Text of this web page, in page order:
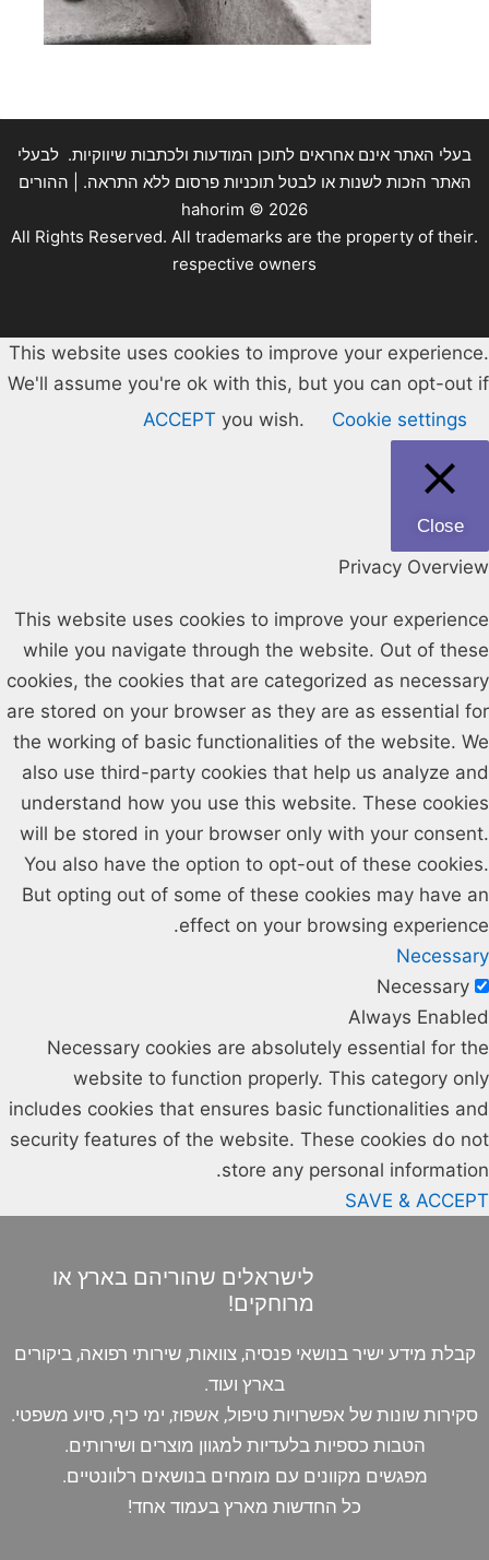
בעלי האתר אינם אחראים לתוכן המודעות ולכתבות שיווקיות. לבעלי
האתר הזכות לשנות או לבטל תוכניות פרסום ללא התראה. | ההורים
hahorim © 2026
.All Rights Reserved. All trademarks are the property of their
respective owners
This website uses cookies to improve your experience.
We'll assume you're ok with this, but you can opt-out if
you wish.
Cookie settings
ACCEPT
Close
Privacy Overview
This website uses cookies to improve your experience
while you navigate through the website. Out of these
cookies, the cookies that are categorized as necessary
are stored on your browser as they are as essential for
the working of basic functionalities of the website. We
also use third-party cookies that help us analyze and
understand how you use this website. These cookies
will be stored in your browser only with your consent.
You also have the option to opt-out of these cookies.
But opting out of some of these cookies may have an
effect on your browsing experience.
Necessary
Necessary
Always Enabled
Necessary cookies are absolutely essential for the
website to function properly. This category only
includes cookies that ensures basic functionalities and
security features of the website. These cookies do not
store any personal information.
SAVE & ACCEPT
לישראלים שהוריהם בארץ או
מרוחקים!
קבלת מידע ישיר בנושאי פנסיה, צוואות, שירותי רפואה, ביקורים
בארץ ועוד.
סקירות שונות של אפשרויות טיפול, אשפוז, ימי כיף, סיוע משפטי.
הטבות כספיות בלעדיות למגוון מוצרים ושירותים.
מפגשים מקוונים עם מומחים בנושאים רלוונטיים.
כל החדשות מארץ בעמוד אחד!